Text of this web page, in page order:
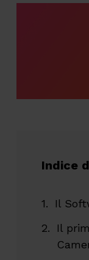
Indice
Il
Il